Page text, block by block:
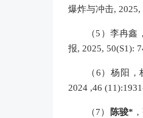
爆炸与冲击, 2025,
（5 ） 李冉鑫，
报, 2025, 50(S1):
（6）杨阳，
2024 ,46
（7） 陈骏*